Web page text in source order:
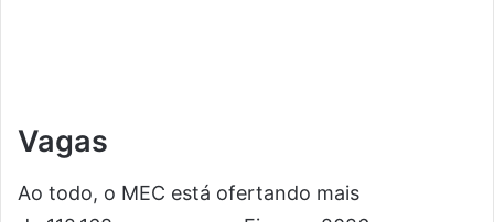
Vagas
Ao todo, o MEC está ofertando mais